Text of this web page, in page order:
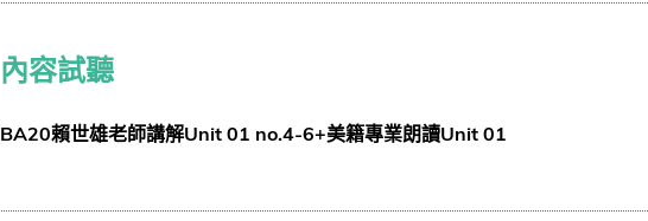
內容試聽
BA20賴世雄老師講解Unit 01 no.4-6+美籍專業朗讀Unit 01